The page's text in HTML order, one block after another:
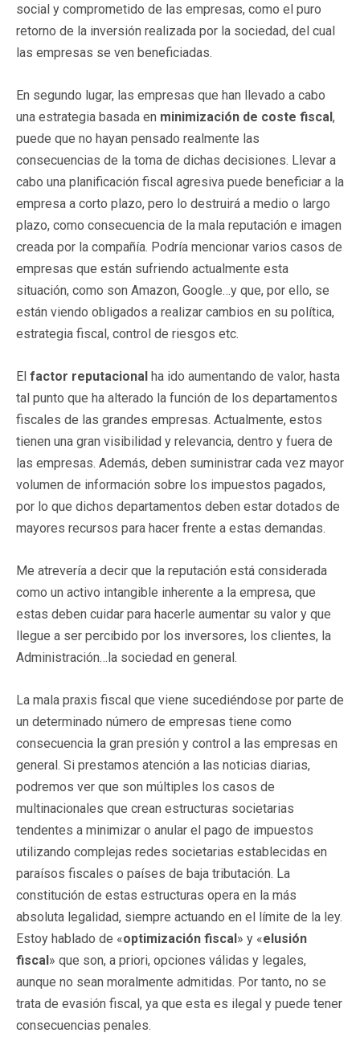
social y comprometido de las empresas, como el puro
retorno de la inversión realizada por la sociedad, del cual
las empresas se ven beneficiadas.
En segundo lugar, las empresas que han llevado a cabo
una estrategia basada en minimización de coste fiscal,
puede que no hayan pensado realmente las
consecuencias de la toma de dichas decisiones. Llevar a
cabo una planificación fiscal agresiva puede beneficiar a la
empresa a corto plazo, pero lo destruirá a medio o largo
plazo, como consecuencia de la mala reputación e imagen
creada por la compañía. Podría mencionar varios casos de
empresas que están sufriendo actualmente esta
situación, como son Amazon, Google…y que, por ello, se
están viendo obligados a realizar cambios en su política,
estrategia fiscal, control de riesgos etc.
El factor reputacional ha ido aumentando de valor, hasta
tal punto que ha alterado la función de los departamentos
fiscales de las grandes empresas. Actualmente, estos
tienen una gran visibilidad y relevancia, dentro y fuera de
las empresas. Además, deben suministrar cada vez mayor
volumen de información sobre los impuestos pagados,
por lo que dichos departamentos deben estar dotados de
mayores recursos para hacer frente a estas demandas.
Me atrevería a decir que la reputación está considerada
como un activo intangible inherente a la empresa, que
estas deben cuidar para hacerle aumentar su valor y que
llegue a ser percibido por los inversores, los clientes, la
Administración…la sociedad en general.
La mala praxis fiscal que viene sucediéndose por parte de
un determinado número de empresas tiene como
consecuencia la gran presión y control a las empresas en
general. Si prestamos atención a las noticias diarias,
podremos ver que son múltiples los casos de
multinacionales que crean estructuras societarias
tendentes a minimizar o anular el pago de impuestos
utilizando complejas redes societarias establecidas en
paraísos fiscales o países de baja tributación. La
constitución de estas estructuras opera en la más
absoluta legalidad, siempre actuando en el límite de la ley.
Estoy hablado de «optimización fiscal» y «elusión
fiscal» que son, a priori, opciones válidas y legales,
aunque no sean moralmente admitidas. Por tanto, no se
trata de evasión fiscal, ya que esta es ilegal y puede tener
consecuencias penales.